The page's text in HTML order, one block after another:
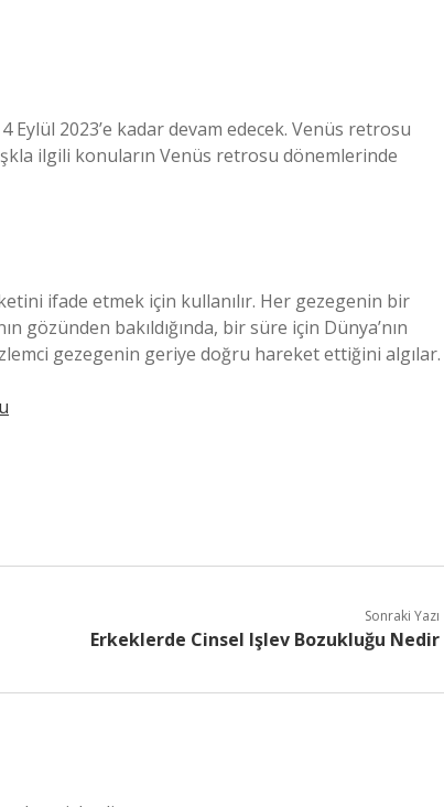
2023’e kadar devam edecek. Venüs retrosu
ilgili konuların Venüs retrosu dönemlerinde
ifade etmek için kullanılır. Her gezegenin bir
gözünden bakıldığında, bir süre için Dünya’nın
gezegenin geriye doğru hareket ettiğini algılar.
Sonraki Yazı
Erkeklerde Cinsel Işlev Bozukluğu Nedir